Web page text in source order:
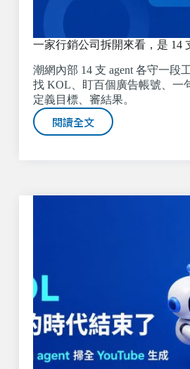
一家行銷公司拆開來看，是 14
潮網內部 14 支 agent 各守一段
找 KOL、盯百個廣告帳號、一
定義目標、審結果。
閱讀全文